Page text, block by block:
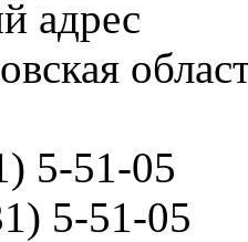
адрес
5-51-05
5-51-05